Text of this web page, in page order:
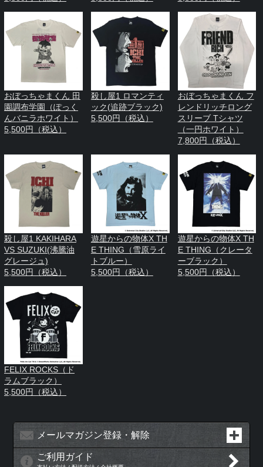
おぼっちゃまくん 田
園調布学園（ぽっく
んバニラホワイト）
5,500円（税込）
殺し屋1 ロマンティ
ック(追跡ブラック)
5,500円（税込）
おぼっちゃまくん フ
レンドリッチロング
スリーブ Tシャツ
（一円ホワイト）
7,800円（税込）
殺し屋1 KAKIHARA
VS SUZUKI(沸騰油
グレージュ)
5,500円（税込）
遊星からの物体X TH
E THING（雪原ライ
トブルー）
5,500円（税込）
遊星からの物体X TH
E THING（クレータ
ーブラック）
5,500円（税込）
FELIX ROCKS（ド
ラムブラック）
5,500円（税込）
メールマガジン登録・解除
ご利用ガイド